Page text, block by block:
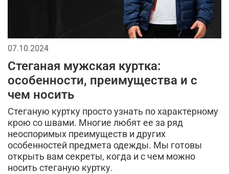
07.10.2024
Стеганая мужская куртка:
особенности, преимущества и с
чем носить
Стеганую куртку просто узнать по характерному
крою со швами. Многие любят ее за ряд
неоспоримых преимуществ и других
особенностей предмета одежды. Мы готовы
открыть вам секреты, когда и с чем можно
носить стеганую куртку.